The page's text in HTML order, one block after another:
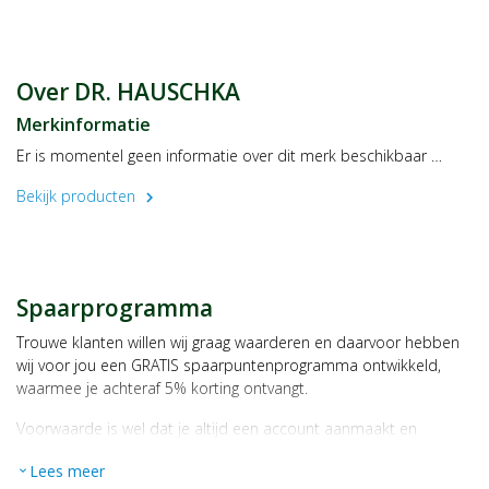
Limonene*, Citral*.
*from natural essential oils
Spray Gezichtslotion ’s ochtends en ’s avonds na de reiniging op
het gezicht en de hals en druk de lotion zacht in.
Over DR. HAUSCHKA
Merkinformatie
Er is momentel geen informatie over dit merk beschikbaar …
Bekijk producten
chevron_right
Spaarprogramma
Trouwe klanten willen wij graag waarderen en daarvoor hebben
wij voor jou een GRATIS spaarpuntenprogramma ontwikkeld,
waarmee je achteraf 5% korting ontvangt.
Voorwaarde is wel dat je altijd een account aanmaakt en
Bij iedere bestelling ontvang je per bestede euro 1 spaarpunt,
expand_more Lees meer